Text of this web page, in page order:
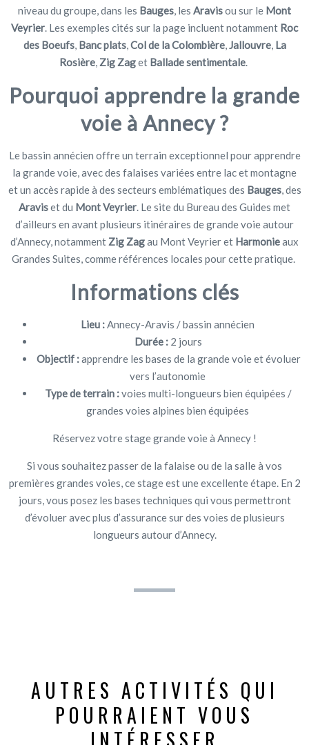
niveau du groupe, dans les Bauges, les Aravisou sur le Mont
Veyrier. Les exemples cités sur la page incluent notamment Roc
des Boeufs, Banc plats,Col de la Colombière,Jallouvre, La
Rosière, Zig Zaget Ballade sentimentale.
Pourquoi apprendre la grande
voie à Annecy ?
Le bassin annécien offre un terrain exceptionnel pour apprendre
la grande voie, avec des falaises variées entre lac et montagne
et un accès rapide à des secteurs emblématiques des Bauges, des
Araviset du Mont Veyrier. Le site du Bureau des Guides met
d’ailleurs en avant plusieurs itinéraires de grande voie autour
d’Annecy, notamment Zig Zagau Mont Veyrier et Harmonieaux
Grandes Suites, comme références locales pour cette pratique.
Informations clés
Lieu :Annecy-Aravis / bassin annécien
Durée : 2 jours
Objectif :apprendre les bases de la grande voie et évoluer
vers l’autonomie
Type de terrain :voies multi-longueurs bien équipées /
grandes voies alpines bien équipées
Réservez votre stage grande voie à Annecy !
Si vous souhaitez passer de la falaise ou de la salle à vos
premières grandes voies, ce stage est une excellente étape. En 2
jours, vous posez les bases techniques qui vous permettront
d’évoluer avec plus d’assurance sur des voies de plusieurs
longueurs autour d’Annecy.
AUTRES ACTIVITÉS QUI
POURRAIENT VOUS